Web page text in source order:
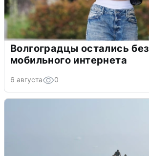
Волгоградцы остались без
мобильного интернета
6 августа 0